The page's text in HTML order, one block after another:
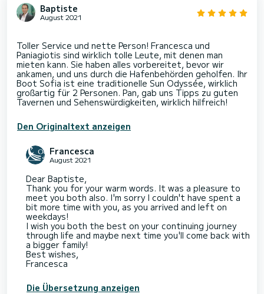
Baptiste
August 2021
Toller Service und nette Person! Francesca und
Paniagiotis sind wirklich tolle Leute, mit denen man
mieten kann. Sie haben alles vorbereitet, bevor wir
ankamen, und uns durch die Hafenbehörden geholfen. Ihr
Boot Sofia ist eine traditionelle Sun Odyssée, wirklich
großartig für 2 Personen. Pan, gab uns Tipps zu guten
Den Originaltext anzeigen
Francesca
August 2021
Dear Baptiste,
Thank you for your warm words. It was a pleasure to
meet you both also. I'm sorry I couldn't have spent a
bit more time with you, as you arrived and left on
weekdays!
I wish you both the best on your continuing journey
through life and maybe next time you'll come back with
a bigger family!
Best wishes,
Francesca
Die Übersetzung anzeigen